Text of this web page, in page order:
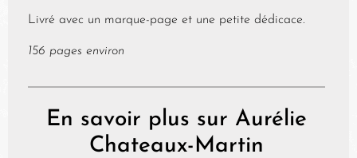
Livré avec un marque-page et une petite dédicace.
156 pages environ
En savoir plus sur Aurélie
Chateaux-Martin